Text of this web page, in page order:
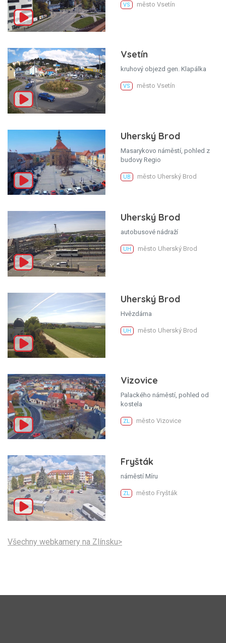
VS město Vsetín
Vsetín
kruhový objezd gen. Klapálka
VS město Vsetín
Uherský Brod
Masarykovo náměstí, pohled z
budovy Regio
UB město Uherský Brod
Uherský Brod
autobusové nádraží
UH město Uherský Brod
Uherský Brod
Hvězdárna
UH město Uherský Brod
Vizovice
Palackého náměstí, pohled od
kostela
ZL město Vizovice
Fryšták
náměstí Míru
ZL město Fryšták
Všechny webkamery na Zlínsku>